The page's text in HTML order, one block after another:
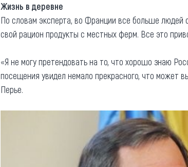
Жизнь в деревне
По словам эксперта, во Франции все больше людей
свой рацион продукты с местных ферм. Все это
«Я не могу претендовать на то, что хорошо знаю
посещения увидел немало прекрасного, что может
Перье.